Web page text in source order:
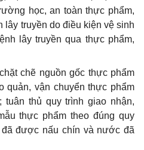
học, an toàn thực phẩm,
lây truyền do điều kiện vệ sinh
lây truyền qua thực phẩm,
chẽ nguồn gốc thực phẩm
quản, vận chuyển thực phẩm
tuân thủ quy trình giao nhận,
thực phẩm theo đúng quy
được nấu chín và nước đã